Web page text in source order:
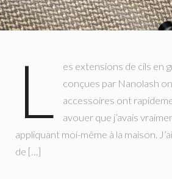
L
es extensions de cils en
conçues par Nanolash
accessoires ont
avouer que j’avais
appliquant moi-même à la maison.
de […]